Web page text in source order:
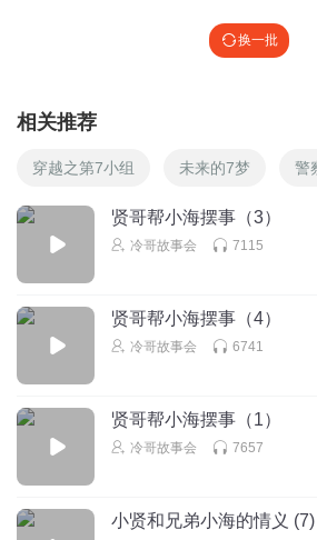
换一批
相关推荐
穿越之第7小组 未来的7梦 警
贤哥帮小海摆事（3）
冷哥故事会 7115
贤哥帮小海摆事（4）
冷哥故事会 6741
贤哥帮小海摆事（1）
冷哥故事会 7657
小贤和兄弟小海的情义 (7)